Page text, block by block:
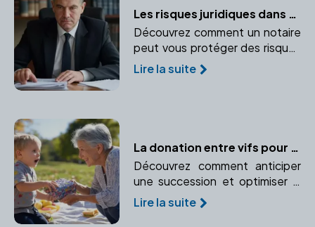
Les risques juridiques dans une transaction immobilière : Le rôle protecteur du notaire
Découvrez comment un notaire
peut vous protéger des risques
juridiques lors d'une transaction
immobilière. Médiation et
Lire la suite
La donation entre vifs pour optimiser la transmission de patrimoine
Découvrez comment anticiper
une succession et optimiser la
transmission de votre
patrimoine grâce à la donation
Lire la suite